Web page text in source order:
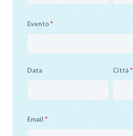
Evento*
Data Città*
Email *